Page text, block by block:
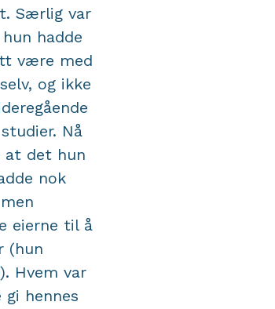
Særlig var
hadde
være med
og ikke
Nå
at det hun
nok
eierne til å
(hun
Hvem var
hennes